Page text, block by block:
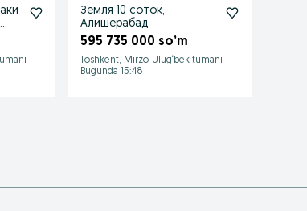
Земля 10 соток,
Алишерабад
595 735 000 so’m
Toshkent, Mirzo-Ulug‘bek tumani
Bugunda 15:48